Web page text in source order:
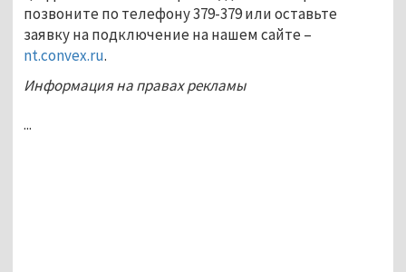
позвоните по телефону 379-379 или оставьте
заявку на подключение на нашем сайте –
nt.convex.ru.
Информация на правах рекламы
...